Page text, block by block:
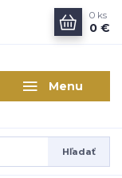
Menu
Hľadať
0 ks
0 €